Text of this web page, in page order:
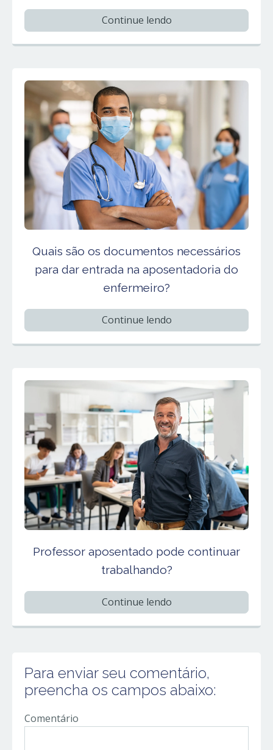
Continue lendo
Quais são os documentos necessários
para dar entrada na aposentadoria do
enfermeiro?
Continue lendo
Professor aposentado pode continuar
trabalhando?
Continue lendo
Para enviar seu comentário,
preencha os campos abaixo:
Comentário